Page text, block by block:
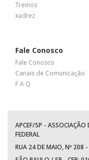
Treinos
xadrez
Fale Conosco
Fale Conosco
Canais de Comunicação
F A Q
APCEF/SP -
FEDERAL
RUA 24 DE MAIO, Nº 208